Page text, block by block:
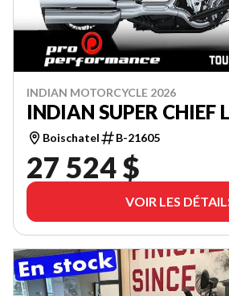
INDIAN MOTORCYCLE 2026
INDIAN SUPER CHIEF
Boischatel B-21605
27 524 $
VOIR LES